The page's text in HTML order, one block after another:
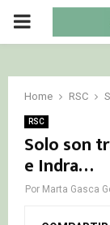
PRIMARY
Home RSC
RSC
Solo son
e Indra…
Por Marta Gasca